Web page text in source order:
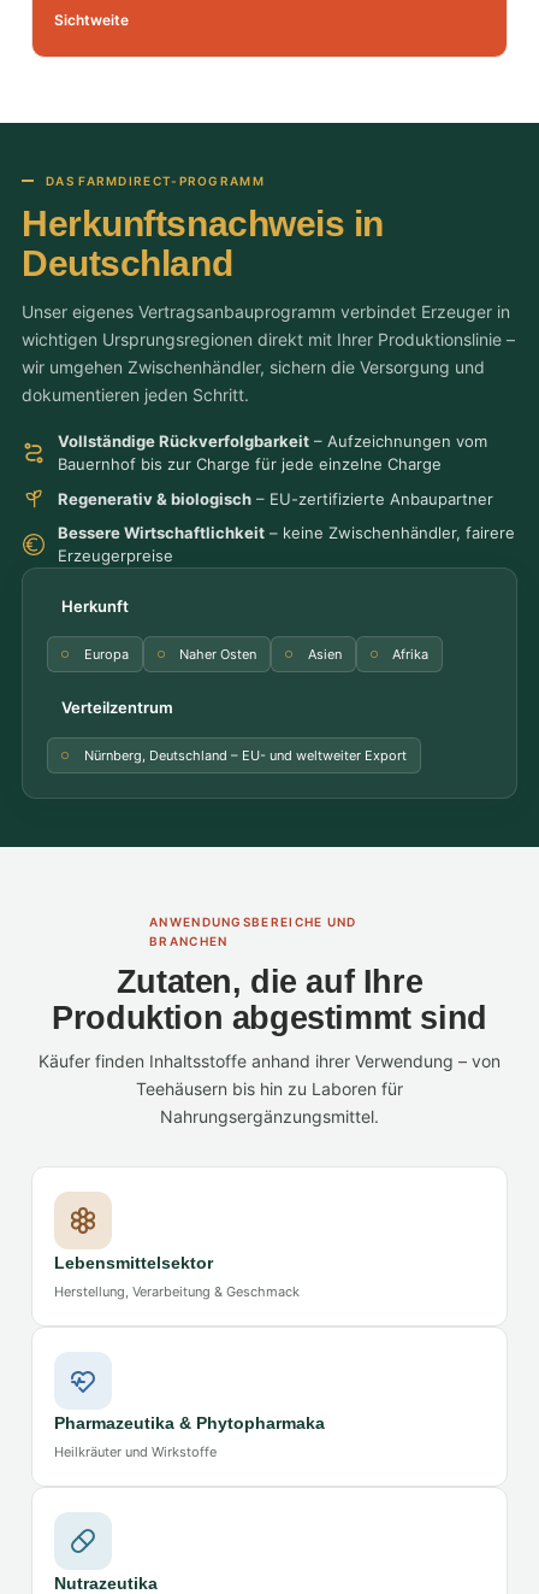
Sichtweite
DAS FARMDIRECT-PROGRAMM
Herkunftsnachweis in
Deutschland
Unser eigenes Vertragsanbauprogramm verbindet Erzeuger in
wichtigen Ursprungsregionen direkt mit Ihrer Produktionslinie –
wir umgehen Zwischenhändler, sichern die Versorgung und
dokumentieren jeden Schritt.
Vollständige Rückverfolgbarkeit – Aufzeichnungen vom
Bauernhof bis zur Charge für jede einzelne Charge
Regenerativ & biologisch – EU-zertifizierte Anbaupartner
Bessere Wirtschaftlichkeit – keine Zwischenhändler, fairere
Erzeugerpreise
Herkunft
Europa Naher Osten Asien Afrika
Verteilzentrum
Nürnberg, Deutschland – EU- und weltweiter Export
ANWENDUNGSBEREICHE UND
BRANCHEN
Zutaten, die auf Ihre
Produktion abgestimmt sind
Käufer finden Inhaltsstoffe anhand ihrer Verwendung – von
Teehäusern bis hin zu Laboren für
Nahrungsergänzungsmittel.
Lebensmittelsektor
Herstellung, Verarbeitung & Geschmack
Pharmazeutika & Phytopharmaka
Heilkräuter und Wirkstoffe
Nutrazeutika